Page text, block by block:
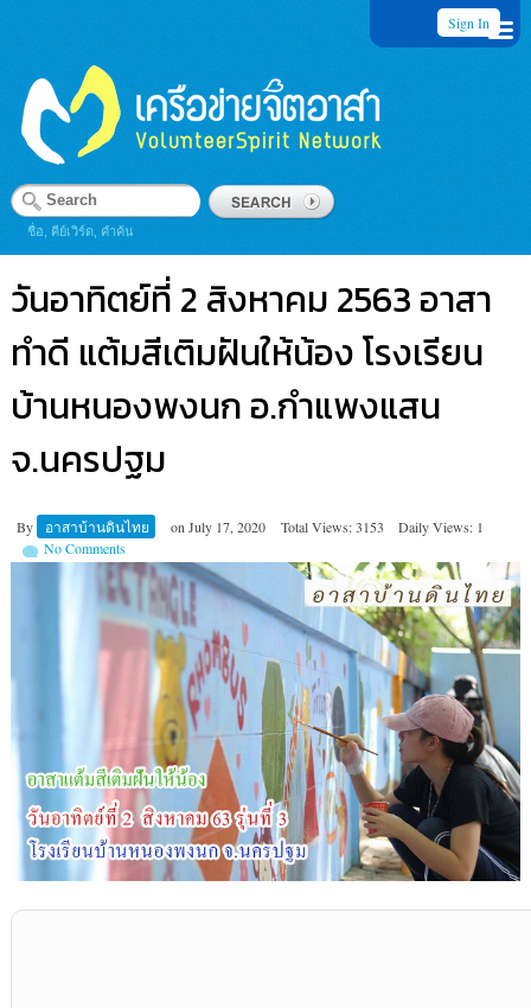
Sign In
ชื่อ, คีย์เวิร์ด, คำค้น
วันอาทิตย์ที่ 2 สิงหาคม 2563 อาสา
ทำดี แต้มสีเติมฝันให้น้อง โรงเรียน
บ้านหนองพงนก อ.กำแพงแสน
จ.นครปฐม
By อาสาบ้านดินไทย on July 17, 2020 Total Views: 3153
Daily Views: 1
No Comments